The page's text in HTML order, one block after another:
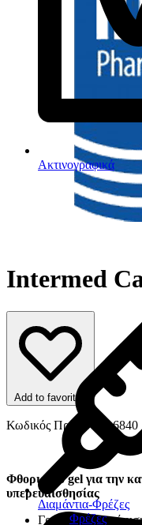
Ακτινογραφικά
Διαμάντια-Φρέζες
Φρέζες
Intermed
Add to favorites
Κωδικός Προϊόντος: 6840
Φθοριούχο gel για την
υπερευαισθησίας
Γρήγορη